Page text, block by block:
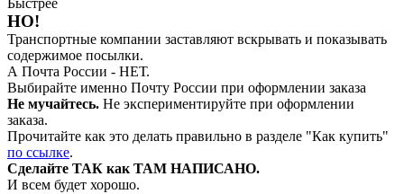
Быстрее
НО!
Транспортные компании заставляют вскрывать и показывать
содержимое посылки.
А Почта России - НЕТ.
Выбирайте именно Почту России при оформлении заказа
Не мучайтесь. Не экспериментируйте при оформлении
заказа.
Прочитайте как это делать правильно в разделе "Как купить"
по ссылке.
Сделайте ТАК как ТАМ НАПИСАНО.
И всем будет хорошо.